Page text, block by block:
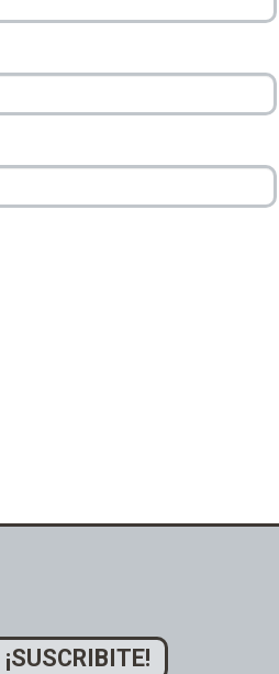
¡SUSCRIBITE!